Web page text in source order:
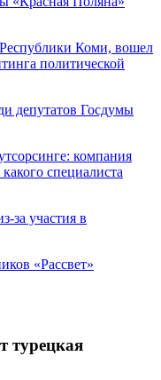
Коми, вошел
политической
депутатов Госдумы
компания
специалиста
за участия в
«Рассвет»
турецкая